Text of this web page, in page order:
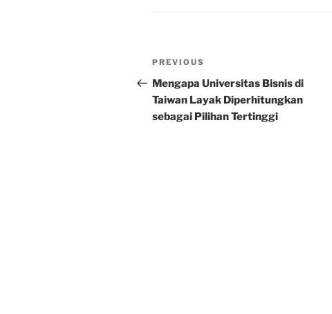
Post
navigation
Previous
Post
PREVIOUS
Mengapa Universitas Bisnis di
Taiwan Layak Diperhitungkan
sebagai Pilihan Tertinggi